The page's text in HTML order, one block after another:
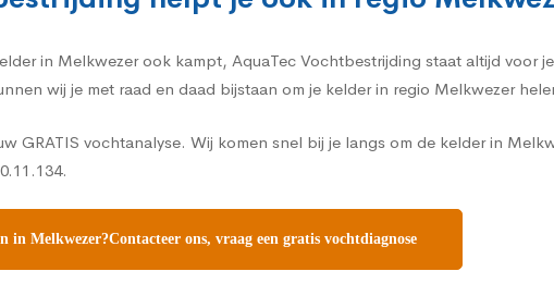
in Melkwezer ook kampt, AquaTec Vochtbestrijding staat altijd voor
wij je met raad en daad bijstaan om je kelder in regio Melkwezer
GRATIS vochtanalyse. Wij komen snel bij je langs om de kelder in
in Melkwezer?Contacteer ons, vraag een gratis vochtdiagnose